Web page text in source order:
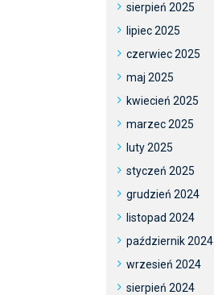
sierpień 2025
lipiec 2025
czerwiec 2025
maj 2025
kwiecień 2025
marzec 2025
luty 2025
styczeń 2025
grudzień 2024
listopad 2024
październik 2024
wrzesień 2024
sierpień 2024